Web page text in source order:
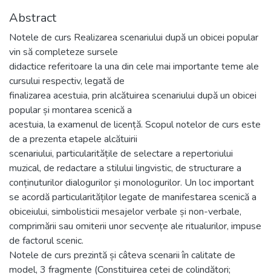
Abstract
Notele de curs Realizarea scenariului după un obicei popular
vin să completeze sursele
didactice referitoare la una din cele mai importante teme ale
cursului respectiv, legată de
finalizarea acestuia, prin alcătuirea scenariului după un obicei
popular și montarea scenică a
acestuia, la examenul de licență. Scopul notelor de curs este
de a prezenta etapele alcătuirii
scenariului, particularitățile de selectare a repertoriului
muzical, de redactare a stilului lingvistic, de structurare a
conținuturilor dialogurilor și monologurilor. Un loc important
se acordă particularităților legate de manifestarea scenică a
obiceiului, simbolisticii mesajelor verbale și non-verbale,
comprimării sau omiterii unor secvențe ale ritualurilor, impuse
de factorul scenic.
Notele de curs prezintă și câteva scenarii în calitate de
model, 3 fragmente (Constituirea cetei de colindători;